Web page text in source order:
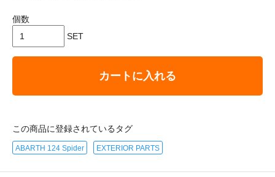
個数
SET
カートに入れる
この商品に登録されているタグ
ABARTH 124 Spider EXTERIOR PARTS